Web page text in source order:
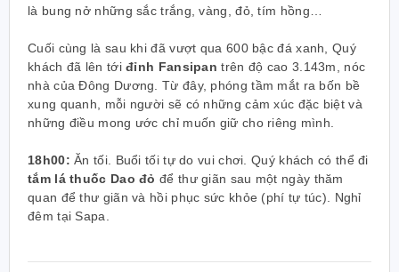
là bung nở những sắc trắng, vàng, đỏ, tím hồng…
Cuối cùng là sau khi đã vượt qua 600 bậc đá xanh, Quý
khách đã lên tớiđỉnh Fansipan trên độ cao 3.143m, nóc
nhà của Đông Dương. Từ đây, phóng tầm mắt ra bốn bề
xung quanh, mỗi người sẽ có những cảm xúc đặc biệt và
những điều mong ước chỉ muốn giữ cho riêng mình.
18h00: Ăn tối. Buổi tối tự do vui chơi. Quý khách có thể đi
tắm lá thuốc Dao đỏ để thư giãn sau một ngày thăm
quan để thư giãn và hồi phục sức khỏe (phí tự túc). Nghỉ
đêm tại Sapa.